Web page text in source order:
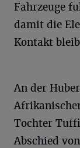
Fahrzeuge
damit die
Kontakt
An der
Tochter
Abschied